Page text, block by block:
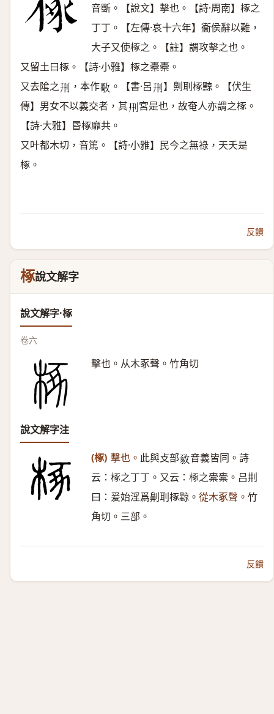
音斲。【說文】擊也。【詩·周南】椓之
丁丁。【左傳·哀十六年】衞侯辭以難，
大子又使椓之。【註】謂攻擊之也。
又留土曰椓。【詩·小雅】椓之橐橐。
又去隂之𠛬 ，本作𣀈 。【書·呂𠛬】劓刵椓黥。【伏生
傳】男女不以義交者，其𠛬宮是也，故奄人亦謂之椓。
【詩·大雅】昬椓靡共。
又叶都木切，音篤。【詩·小雅】民今之無祿，天夭是
椓。
反饋
椓說文解字
說文解字·椓
卷六
擊也。从木豖聲。竹角切
說文解字注
(椓) 擊也。 此與攴部𢽴音義皆同。詩
云：椓之丁丁。又云：椓之橐橐。吕㓝
曰：爰始淫爲劓刵椓黥。 從木豖聲。 竹
角切。三部。
反饋